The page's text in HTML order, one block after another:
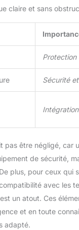
claire et sans
Protection
Sécurité
pas être négligé, car
de sécurité,
plus, pour ceux qui
avec les
un atout. Ces
et en toute
adapté.